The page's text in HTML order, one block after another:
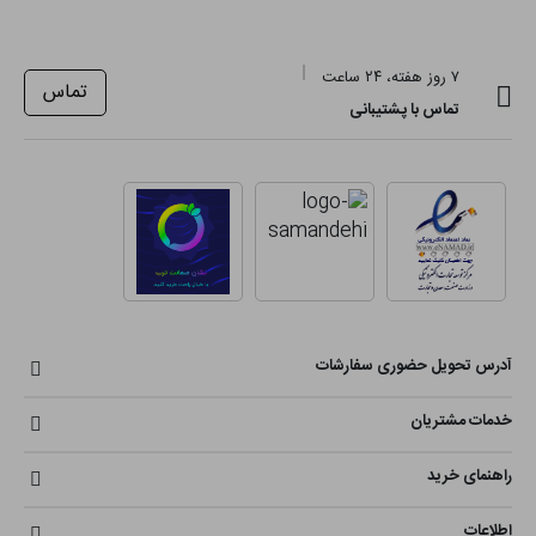
۷ روز هفته، ۲۴ ساعت
تماس با پشتیبانی
تماس
آدرس تحویل حضوری سفارشات
خدمات مشتریان
راهنمای خرید
اطلاعات